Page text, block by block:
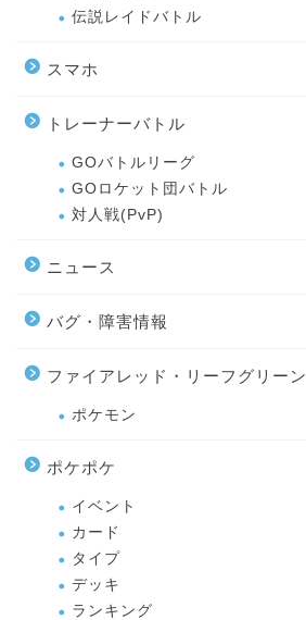
伝説レイドバトル
スマホ
トレーナーバトル
GOバトルリーグ
GOロケット団バトル
対人戦(PvP)
ニュース
バグ・障害情報
ファイアレッド・リーフグリーン
ポケモン
ポケポケ
イベント
カード
タイプ
デッキ
ランキング